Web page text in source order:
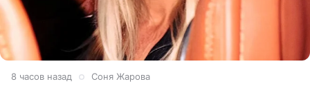
8 часов назад Соня Жарова